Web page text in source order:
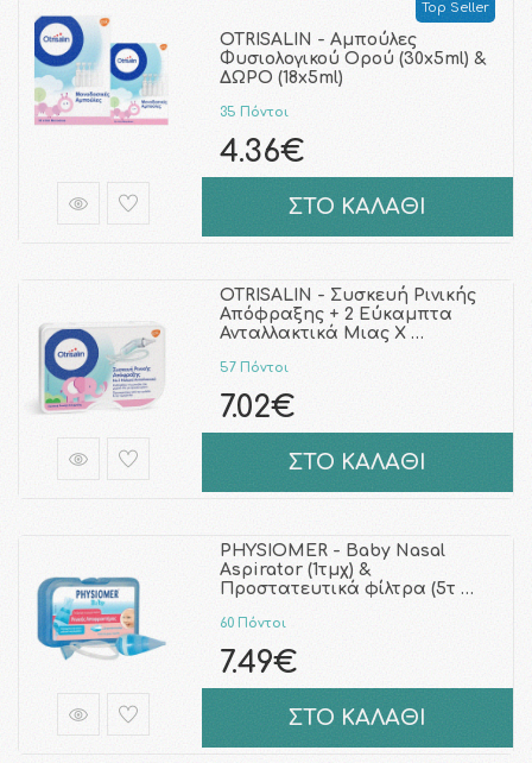
Top Seller
OTRISALIN - Αμπούλες
Φυσιολογικού Ορού (30x5ml) &
ΔΩΡΟ (18x5ml)
35 Πόντοι
4.36€
ΣΤΟ ΚΑΛΑΘΙ
OTRISALIN - Συσκευή Ρινικής
Απόφραξης + 2 Εύκαμπτα
Ανταλλακτικά Μιας Χ …
57 Πόντοι
7.02€
ΣΤΟ ΚΑΛΑΘΙ
PHYSIOMER - Baby Nasal
Aspirator (1τμχ) &
Προστατευτικά φίλτρα (5τ …
60 Πόντοι
7.49€
ΣΤΟ ΚΑΛΑΘΙ